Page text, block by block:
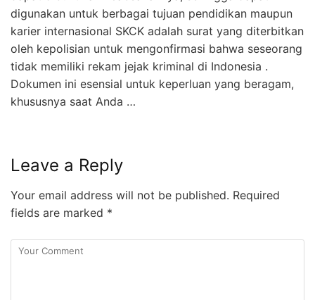
digunakan untuk berbagai tujuan pendidikan maupun
karier internasional SKCK adalah surat yang diterbitkan
oleh kepolisian untuk mengonfirmasi bahwa seseorang
tidak memiliki rekam jejak kriminal di Indonesia .
Dokumen ini esensial untuk keperluan yang beragam,
khususnya saat Anda …
Leave a Reply
Your email address will not be published. Required
fields are marked *